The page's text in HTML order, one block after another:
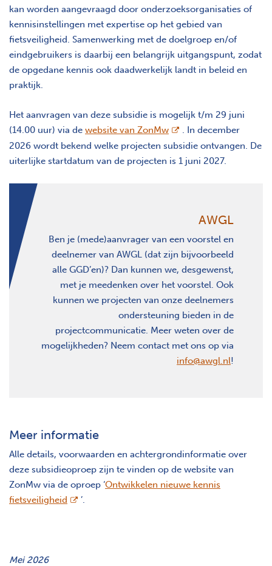
kan worden aangevraagd door onderzoeksorganisaties of
kennisinstellingen met expertise op het gebied van
fietsveiligheid. Samenwerking met de doelgroep en/of
eindgebruikers is daarbij een belangrijk uitgangspunt, zodat
de opgedane kennis ook daadwerkelijk landt in beleid en
praktijk.
Het aanvragen van deze subsidie is mogelijk t/m 29 juni
(14.00 uur) via de website van ZonMwopent nieuw scherm
. In december
2026 wordt bekend welke projecten subsidie ontvangen. De
uiterlijke startdatum van de projecten is 1 juni 2027.
AWGL
Ben je (mede)aanvrager van een voorstel en
deelnemer van AWGL (dat zijn bijvoorbeeld
alle GGD’en)? Dan kunnen we, desgewenst,
met je meedenken over het voorstel. Ook
kunnen we projecten van onze deelnemers
ondersteuning bieden in de
projectcommunicatie. Meer weten over de
mogelijkheden? Neem contact met ons op via
info@awgl.nl!
Meer informatie
Alle details, voorwaarden en achtergrondinformatie over
deze subsidieoproep zijn te vinden op de website van
ZonMw via de oproep ‘Ontwikkelen nieuwe kennis
fietsveiligheid opent nieuw scherm
’.
Mei 2026